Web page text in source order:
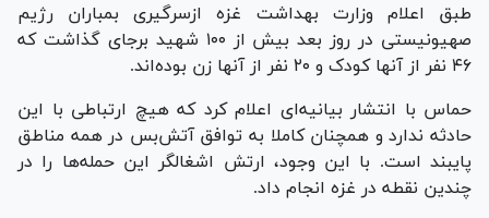
طبق اعلام وزارت بهداشت غزه ازسرگیری بمباران رژیم
صهیونیستی در روز بعد بیش از ۱۰۰ شهید برجای گذاشت که
۴۶ نفر از آنها کودک و ۲۰ نفر از آنها زن بوده‌اند.
حماس با انتشار بیانیه‌ای اعلام کرد که هیچ ارتباطی با این
حادثه ندارد و همچنان کاملا به توافق آتش‌بس در همه مناطق
پایبند است. با این وجود، ارتش اشغالگر این حمله‌ها را در
چندین نقطه در غزه انجام داد.